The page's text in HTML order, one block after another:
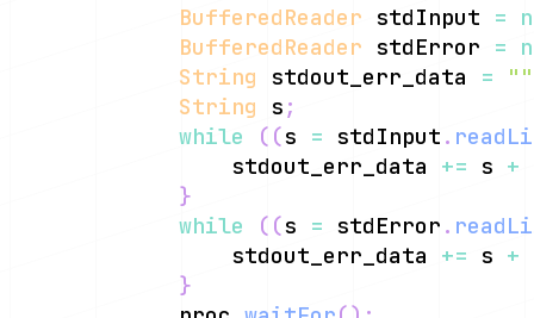
BufferedReader stdInput =
BufferedReader stdError =
String stdout_err_data = ""
String s ;
while
( (s = stdInput .
                stdout_err_data
+= s +
}
while
( (s = stdError .
                stdout_err_data
+= s +
}